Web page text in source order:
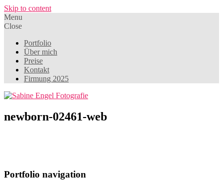
Skip to content
Menu
Close
Portfolio
Über mich
Preise
Kontakt
Firmung 2025
newborn-02461-web
Portfolio navigation